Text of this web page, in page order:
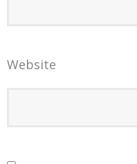
Website